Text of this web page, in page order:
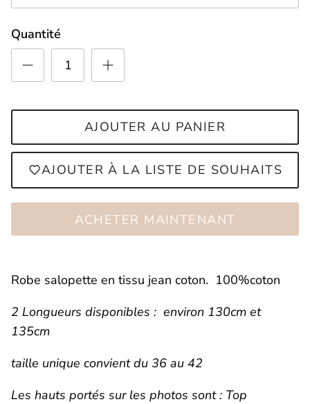
Quantité
AJOUTER AU PANIER
AJOUTER À LA LISTE DE SOUHAITS
ACHETER MAINTENANT
Robe salopette en tissu jean coton. 100%coton
2 Longueurs disponibles : environ 130cm et
135cm
taille unique convient du 36 au 42
Les hauts portés sur les photos sont : Top
Connectez-vous à votre compte pour
ajouter des produits à votre liste de
souhaits et afficher vos articles
Se connecter